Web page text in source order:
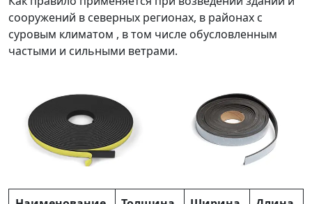
сооружений в северных регионах, в районах с
суровым климатом , в том числе обусловленным
частыми и сильными ветрами.